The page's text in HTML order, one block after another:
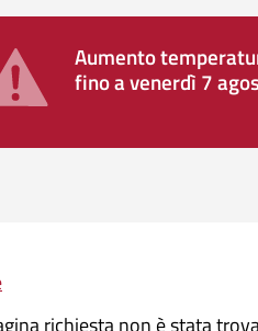
Aumento
fino a venerdì 7
di pane
richiesta non è stata